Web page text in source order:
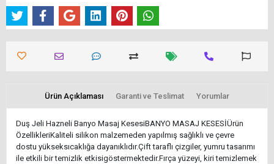
Ürün Açıklaması Garanti ve Teslimat Yorumlar
Duş Jeli Hazneli Banyo Masaj KesesiBANYO MASAJ KESESİÜrün
ÖzellikleriKaliteli silikon malzemeden yapılmış sağlıklı ve çevre
dostu yükseksıcaklığa dayanıklıdır.Çift taraflı çizgiler, yumru tasarımı
ile etkili bir temizlik etkisigöstermektedir.Fırça yüzeyi, kiri temizlemek